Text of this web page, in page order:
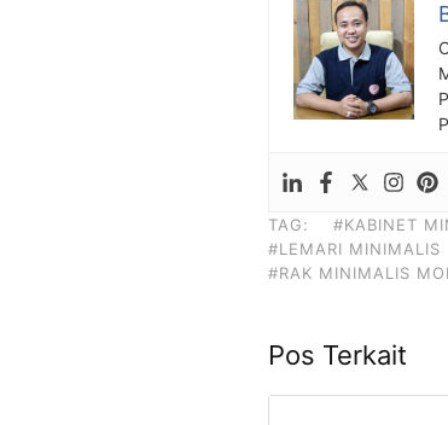
TAG: #KABINET
#LEMARI MINIMALIS
#RAK MINIMALIS
Pos Terkait